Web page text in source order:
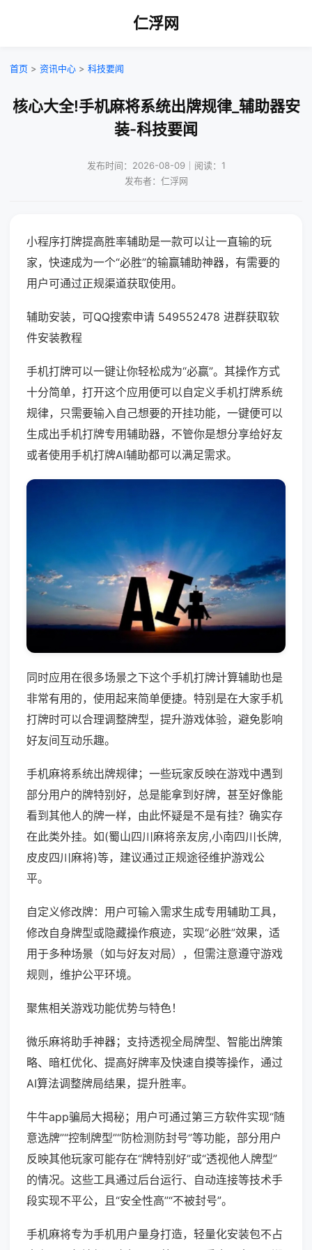
仁浮网
首页 > 资讯中心 > 科技要闻
核心大全!手机麻将系统出牌规律_辅助器安
装-科技要闻
发布时间：2026-08-09｜阅读：1
发布者：仁浮网
小程序打牌提高胜率辅助是一款可以让一直输的玩
家，快速成为一个“必胜”的输赢辅助神器，有需要的
用户可通过正规渠道获取使用。
辅助安装，可QQ搜索申请 549552478 进群获取软
件安装教程
手机打牌可以一键让你轻松成为“必赢”。其操作方式
十分简单，打开这个应用便可以自定义手机打牌系统
规律，只需要输入自己想要的开挂功能，一键便可以
生成出手机打牌专用辅助器，不管你是想分享给好友
或者使用手机打牌AI辅助都可以满足需求。
同时应用在很多场景之下这个手机打牌计算辅助也是
非常有用的，使用起来简单便捷。特别是在大家手机
打牌时可以合理调整牌型，提升游戏体验，避免影响
好友间互动乐趣。
手机麻将系统出牌规律；一些玩家反映在游戏中遇到
部分用户的牌特别好，总是能拿到好牌，甚至好像能
看到其他人的牌一样，由此怀疑是不是有挂？确实存
在此类外挂。如(蜀山四川麻将亲友房,小南四川长牌,
皮皮四川麻将)等，建议通过正规途径维护游戏公
平。
自定义修改牌：用户可输入需求生成专用辅助工具，
修改自身牌型或隐藏操作痕迹，实现“必胜”效果，适
用于多种场景（如与好友对局），但需注意遵守游戏
规则，维护公平环境。
聚焦相关游戏功能优势与特色！
微乐麻将助手神器；支持透视全局牌型、智能出牌策
略、暗杠优化、提高好牌率及快速自摸等操作，通过
AI算法调整牌局结果，提升胜率。
牛牛app骗局大揭秘；用户可通过第三方软件实现“随
意选牌”“控制牌型”“防检测防封号”等功能，部分用户
反映其他玩家可能存在“牌特别好”或“透视他人牌型”
的情况。这些工具通过后台运行、自动连接等技术手
段实现不平公，且“安全性高”“不被封号”。
手机麻将专为手机用户量身打造，轻量化安装包不占